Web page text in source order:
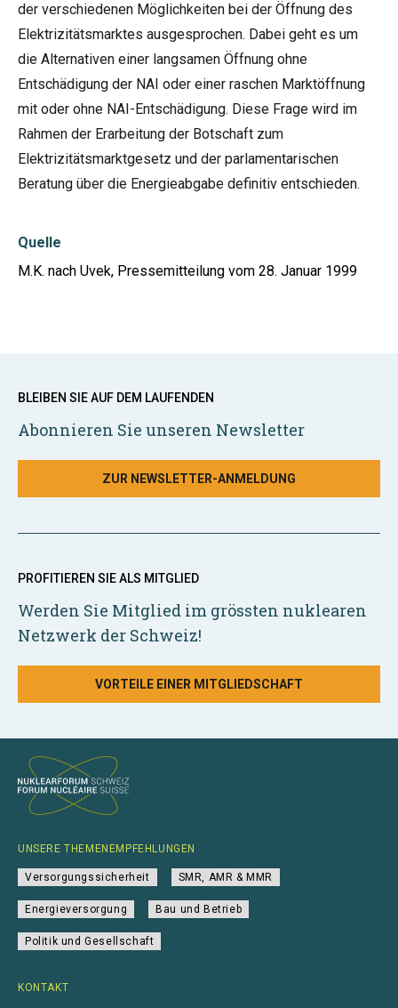
der verschiedenen Möglichkeiten bei der Öffnung des
Elektrizitätsmarktes ausgesprochen. Dabei geht es um
die Alternativen einer langsamen Öffnung ohne
Entschädigung der NAI oder einer raschen Marktöffnung
mit oder ohne NAI-Entschädigung. Diese Frage wird im
Rahmen der Erarbeitung der Botschaft zum
Elektrizitätsmarktgesetz und der parlamentarischen
Beratung über die Energieabgabe definitiv entschieden.
Quelle
M.K. nach Uvek, Pressemitteilung vom 28. Januar 1999
BLEIBEN SIE AUF DEM LAUFENDEN
Abonnieren Sie unseren Newsletter
ZUR NEWSLETTER-ANMELDUNG
PROFITIEREN SIE ALS MITGLIED
Werden Sie Mitglied im grössten nuklearen
Netzwerk der Schweiz!
VORTEILE EINER MITGLIEDSCHAFT
KONTAKT
UNSERE THEMENEMPFEHLUNGEN
Versorgungssicherheit SMR, AMR & MMR
Energieversorgung Bau und Betrieb
Politik und Gesellschaft